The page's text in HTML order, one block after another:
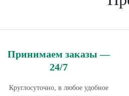
Принимаем заказы —
24/7
Круглосуточно, в любое удобное